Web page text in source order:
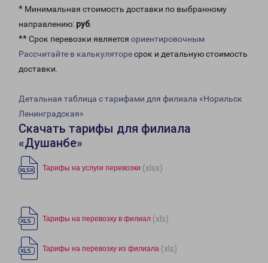
* Минимальная стоимость доставки по выбранному
направлению: руб.
** Срок перевозки является ориентировочным
Рассчитайте в калькуляторесрок и детальную стоимость
доставки.
Детальная таблица с тарифами для филиала «Норильск
Ленинградская»
Скачать тарифы для филиала
«Душанбе»
Тарифы на услуги перевозки (xlsx)
Тарифы на перевозку в филиал (xls)
Тарифы на перевозку из филиала (xls)